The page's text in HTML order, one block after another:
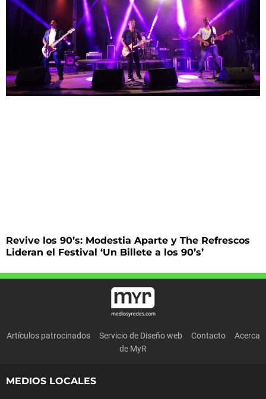
Revive los 90’s: Modestia Aparte y The Refrescos
Lideran el Festival ‘Un Billete a los 90’s’
Artículos patrocinados Servicio de Diseño web Contacto
Acerca
de MyR
MEDIOS LOCALES